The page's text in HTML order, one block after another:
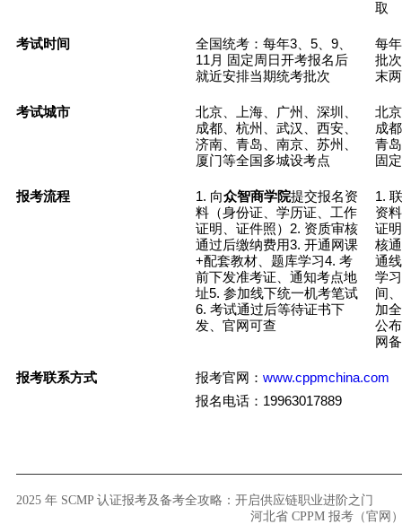
取
考试时间 全国统考：每年3 5 9
11 月 固定周日开考报名后
就近安排当期统考批次
每年
批
末
考试城市
北京、上海、广州、深圳、
成都、杭州、武汉、西安、
济南、青岛、南京、苏州、
厦门等全国多城设考点
北
成
青
固定
报考流程 1. 向众智商学院提交报名资
料（身份证、学历证、工作
证明、证件照） 2. 资质审核
通过后缴纳费用3. 开通网课
+配套教材、题库学习4. 考
前下发准考证、通知考点地
址5. 参加线下统一机考笔试
6. 考试通过后等待证书下
发、官网可查
1.
资
证
核
通
学习
间
加
公
网
报考联系方式 报考官网 ： www.cppmchina.com
报名电话： 19963017889
2025 年 SCMP 认证报考及备考全攻略：开启供应链职业进阶之门
河北省 CPPM 报考（官网